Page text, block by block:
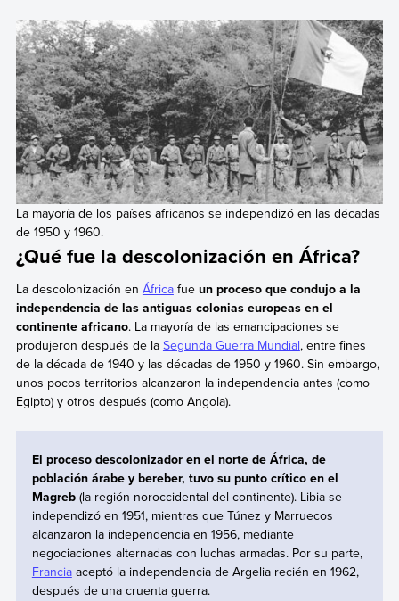
La mayoría de los países africanos se independizó en las décadas
de 1950 y 1960.
¿Qué fue la descolonización en África?
La descolonización en Áfricafue un proceso que condujo a la
independencia de las antiguas colonias europeas en el
continente africano. La mayoría de las emancipaciones se
produjeron después de la Segunda Guerra Mundial, entre fines
de la década de 1940 y las décadas de 1950 y 1960. Sin embargo,
unos pocos territorios alcanzaron la independencia antes (como
Egipto) y otros después (como Angola).
El proceso descolonizador en el norte de África, de
población árabe y bereber, tuvo su punto crítico en el
Magreb(la región noroccidental del continente). Libia se
independizó en 1951, mientras que Túnez y Marruecos
alcanzaron la independencia en 1956, mediante
negociaciones alternadas con luchas armadas. Por su parte,
Franciaaceptó la independencia de Argelia recién en 1962,
después de una cruenta guerra.